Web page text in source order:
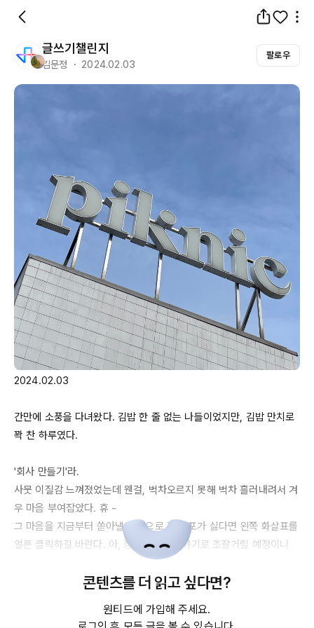
글쓰기챌린지
김문정 ・ 2024.02.03
팔로우
2024.02.03
간만에 소풍을 다녀왔다. 김밥 한 줄 없는 나들이었지만, 김밥 만치로
꽉 찬 하루였다.
'회사 만들기'라.
사뭇 이질감 느껴졌었는데 웬걸, 벅차오르지 못해 벅차 흘러내려서 겨
우 마음 부여잡았다. 휴 -
그 마음을 지금부터 쏟아낼 예정으로 혹 스포가 싫다면 왼쪽 화살표를
얼른 클릭하길 바란다. 아, 장장 6개의 이야기로 조잘거릴 예정이니
콘텐츠를 더 읽고 싶다면?
원티드에 가입해 주세요.